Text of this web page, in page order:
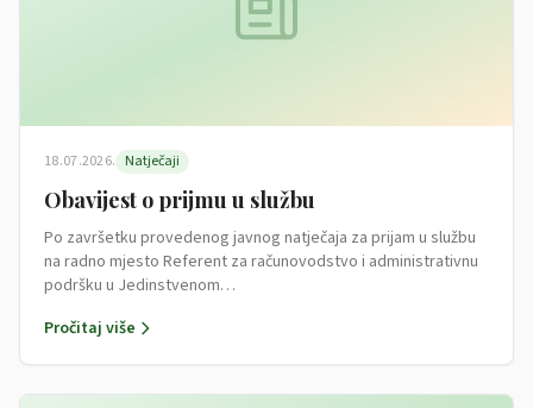
18.07.2026. Natječaji
Obavijest o prijmu u službu
Po završetku provedenog javnog natječaja za prijam u službu
na radno mjesto Referent za računovodstvo i administrativnu
podršku u Jedinstvenom…
Pročitaj više